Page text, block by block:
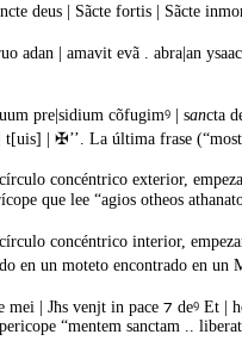
deus | Sãcte fortis | Sãcte
adan | amavit evã . abra|an
pre|sidium cõfugimꝰ | sancta
| ✠’’. La última frase
concéntrico exterior,
que lee “agios otheos
concéntrico interior,
en un moteto encontrado en
| Jħs venjt in pace ⁊ deꝰ Et |
“mentem sanctam ..